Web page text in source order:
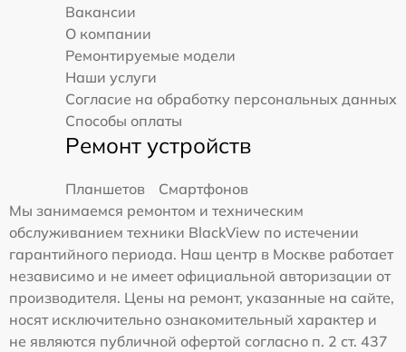
Вакансии
О компании
Ремонтируемые модели
Наши услуги
Согласие на обработку персональных данных
Способы оплаты
Ремонт устройств
Планшетов
Смартфонов
Мы занимаемся ремонтом и техническим
обслуживанием техники BlackView по истечении
гарантийного периода. Наш центр в Москве работает
независимо и не имеет официальной авторизации от
производителя. Цены на ремонт, указанные на сайте,
носят исключительно ознакомительный характер и
не являются публичной офертой согласно п. 2 ст. 437